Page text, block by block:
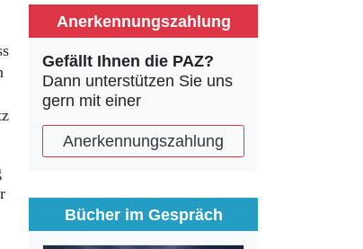
Anerkennungszahlung
Gefällt Ihnen die PAZ?
Dann unterstützen Sie uns
gern mit einer
Anerkennungszahlung
Bücher im Gespräch